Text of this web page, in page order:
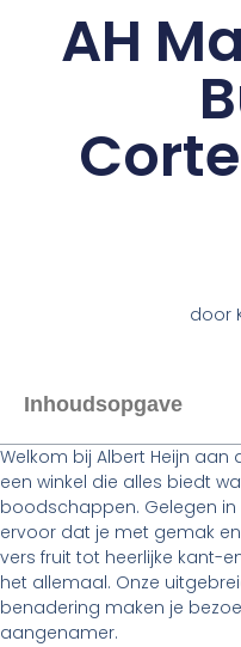
AH
door
Inhoudsopgave
Welkom bij Albert Heijn
een winkel die alles biedt
boodschappen. Gelegen
ervoor dat je met gemak
vers fruit tot heerlijke kant-
het allemaal. Onze
benadering maken je
aangenamer.